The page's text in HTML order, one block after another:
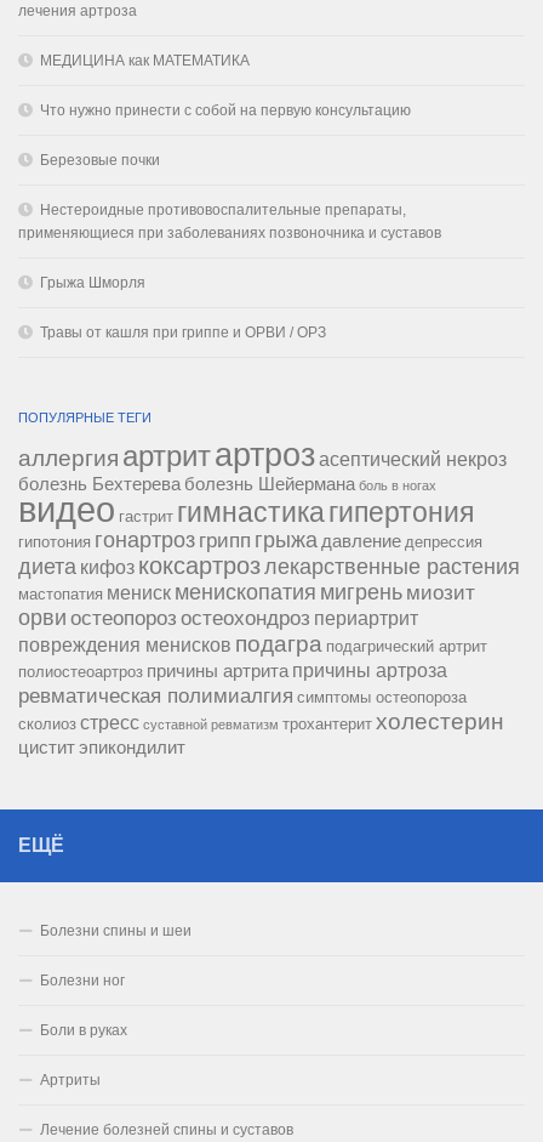
лечения артроза
МЕДИЦИНА как МАТЕМАТИКА
Что нужно принести с собой на первую консультацию
Березовые почки
Нестероидные противовоспалительные препараты,
применяющиеся при заболеваниях позвоночника и суставов
Грыжа Шморля
Травы от кашля при гриппе и ОРВИ / ОРЗ
ПОПУЛЯРНЫЕ ТЕГИ
аллергия артритартрозасептический некроз
болезнь Бехтерева болезнь Шейермана боль в ногах
видео гастрит гимнастикагипертония
гипотония гонартроз грипп грыжа давление депрессия
диета кифоз коксартроз лекарственные растения
мастопатия мениск менископатия мигрень миозит
орви остеопороз остеохондроз периартрит
повреждения менисков подагра подагрический артрит
полиостеоартроз причины артрита причины артроза
ревматическая полимиалгия симптомы остеопороза
сколиоз стресс суставной ревматизм трохантерит холестерин
циститэпикондилит
ЕЩЁ
Болезни спины и шеи
Болезни ног
Боли в руках
Артриты
Лечение болезней спины и суставов